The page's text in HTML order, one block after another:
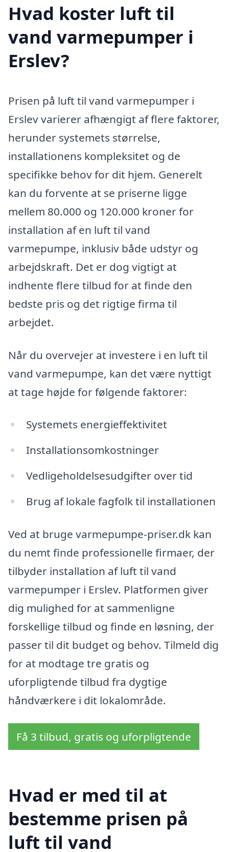
Hvad koster luft til
vand varmepumper i
Erslev?
Prisen på luft til vand varmepumper i
Erslev varierer afhængigt af flere faktorer,
herunder systemets størrelse,
installationens kompleksitet og de
specifikke behov for dit hjem. Generelt
kan du forvente at se priserne ligge
mellem 80.000 og 120.000 kroner for
installation af en luft til vand
varmepumpe, inklusiv både udstyr og
arbejdskraft. Det er dog vigtigt at
indhente flere tilbud for at finde den
bedste pris og det rigtige firma til
arbejdet.
Når du overvejer at investere i en luft til
vand varmepumpe, kan det være nyttigt
at tage højde for følgende faktorer:
Systemets energieffektivitet
Installationsomkostninger
Vedligeholdelsesudgifter over tid
Brug af lokale fagfolk til installationen
Ved at bruge varmepumpe-priser.dk kan
du nemt finde professionelle firmaer, der
tilbyder installation af luft til vand
varmepumper i Erslev. Platformen giver
dig mulighed for at sammenligne
forskellige tilbud og finde en løsning, der
passer til dit budget og behov. Tilmeld dig
for at modtage tre gratis og
uforpligtende tilbud fra dygtige
håndværkere i dit lokalområde.
Få 3 tilbud, gratis og uforpligtende
Hvad er med til at
bestemme prisen på
luft til vand